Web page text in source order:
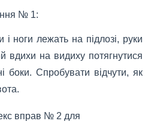
№ 1:
ноги лежать на підлозі, руки
вдихи на видиху потягнутися
боки. Спробувати відчути, як